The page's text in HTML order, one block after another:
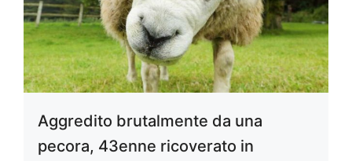
Aggredito brutalmente da una
pecora, 43enne ricoverato in